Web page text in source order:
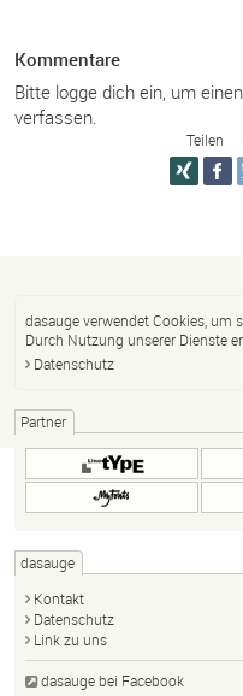
Kommentare
Bitte logge dich ein, um
verfassen.
Teilen
dasauge verwendet Cookies, um
Durch Nutzung unserer Dienste
Datenschutz
Partner
dasauge
Kontakt
Datenschutz
Link zu uns
dasauge bei Facebook